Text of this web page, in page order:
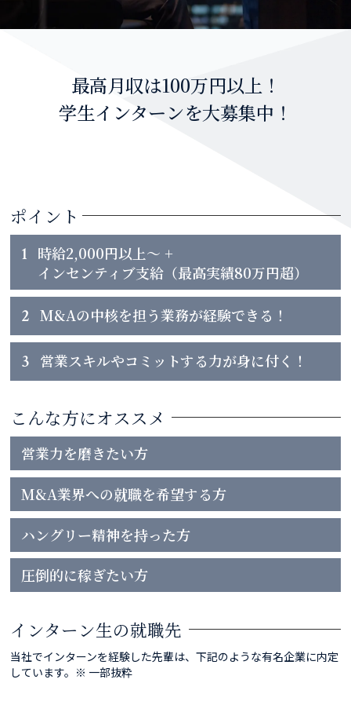
最高月収は100万円以上！
学生インターンを大募集中！
ポイント
1 時給2,000円以上～ +
インセンティブ支給（最高実績80万円超）
2 M&Aの中核を担う業務が経験できる！
3 営業スキルやコミットする力が身に付く！
こんな方にオススメ
営業力を磨きたい方
M&A業界への就職を希望する方
ハングリー精神を持った方
圧倒的に稼ぎたい方
インターン生の就職先
当社でインターンを経験した先輩は、下記のような有名企業に内定
しています。 ※ 一部抜粋